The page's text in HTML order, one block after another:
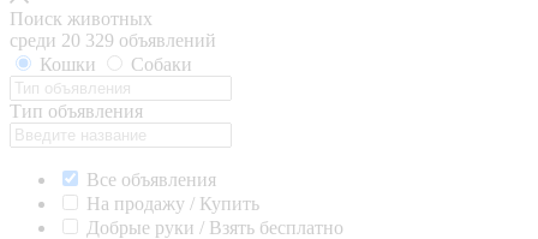
Поиск животных
среди 20 329 объявлений
Кошки
Собаки
Тип объявления
Все объявления
На продажу / Купить
Добрые руки / Взять бесплатно